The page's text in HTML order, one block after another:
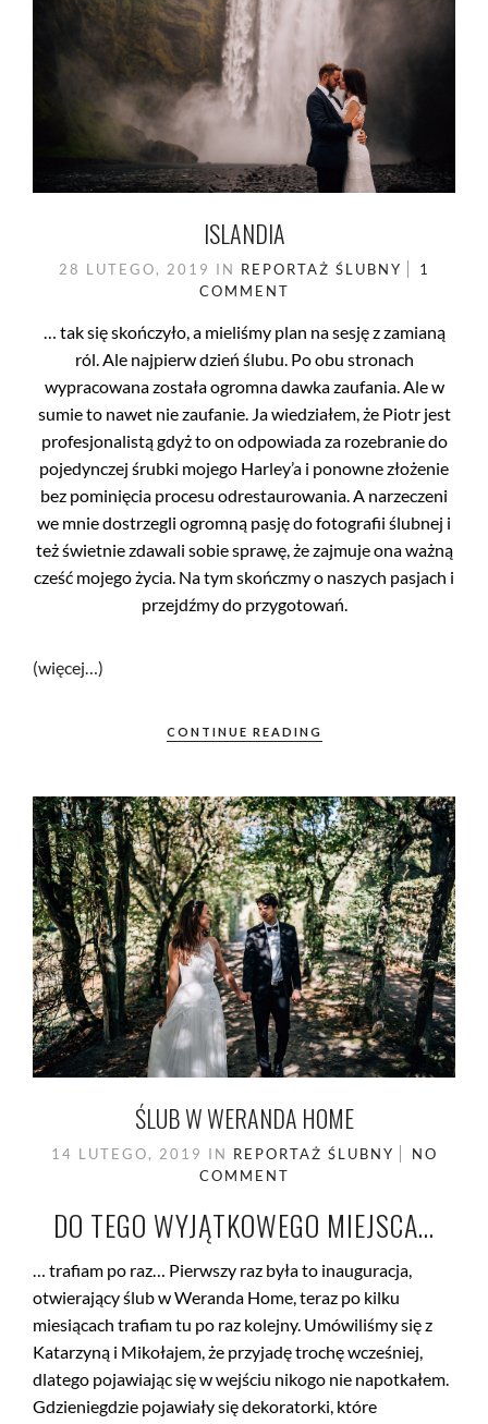
ISLANDIA
28 LUTEGO, 2019 IN REPORTAŻ ŚLUBNY
1
COMMENT
… tak się skończyło, a mieliśmy plan na sesję z zamianą
ról. Ale najpierw dzień ślubu. Po obu stronach
wypracowana została ogromna dawka zaufania. Ale w
sumie to nawet nie zaufanie. Ja wiedziałem, że Piotr jest
profesjonalistą gdyż to on odpowiada za rozebranie do
pojedynczej śrubki mojego Harley’a i ponowne złożenie
bez pominięcia procesu odrestaurowania. A narzeczeni
we mnie dostrzegli ogromną pasję do fotografii ślubnej i
też świetnie zdawali sobie sprawę, że zajmuje ona ważną
cześć mojego życia. Na tym skończmy o naszych pasjach i
przejdźmy do przygotowań.
(więcej…)
CONTINUE READING
ŚLUB W WERANDA HOME
14 LUTEGO, 2019 IN REPORTAŻ ŚLUBNY
NO
COMMENT
DO TEGO WYJĄTKOWEGO MIEJSCA…
… trafiam po raz… Pierwszy raz była to inauguracja,
otwierający ślub w Weranda Home, teraz po kilku
miesiącach trafiam tu po raz kolejny. Umówiliśmy się z
Katarzyną i Mikołajem, że przyjadę trochę wcześniej,
dlatego pojawiając się w wejściu nikogo nie napotkałem.
Gdzieniegdzie pojawiały się dekoratorki, które